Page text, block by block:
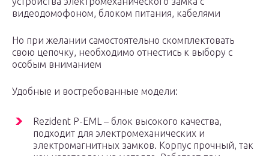
видеодомофоном, блоком питания, кабелями
Но при желании самостоятельно скомплектовать
свою цепочку, необходимо отнестись к выбору с
особым вниманием
Удобные и востребованные модели:
Rezident P-EML – блок высокого качества,
подходит для электромеханических и
электромагнитных замков. Корпус прочный, так